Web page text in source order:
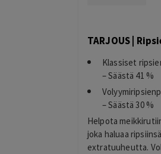
TARJOUS |
Klassiset
– Säästä 41 %
– Säästä 30 %
Helpota
joka haluaa
extratuuheutta.